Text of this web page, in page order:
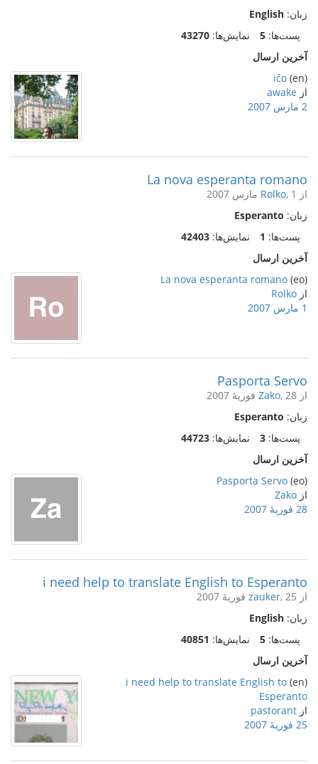
زبان: English
پست‌ها: 5 نمایش‌ها: 43270
آخرین ارسال
(en)
iĉo
از awake
2 مارس 2007
La nova esperanta romano
از Rolko, 1 مارس 2007
زبان: Esperanto
پست‌ها: 1 نمایش‌ها: 42403
آخرین ارسال
(eo)
La nova esperanta romano
از Rolko
1 مارس 2007
Pasporta Servo
از Zako, 28 فوریهٔ 2007
زبان: Esperanto
پست‌ها: 3 نمایش‌ها: 44723
آخرین ارسال
(eo)
Pasporta Servo
از Zako
28 فوریهٔ 2007
i need help to translate English to Esperanto
از zauker, 25 فوریهٔ 2007
زبان: English
پست‌ها: 5 نمایش‌ها: 40851
آخرین ارسال
(en)
i need help to translate English to
Esperanto
از pastorant
25 فوریهٔ 2007